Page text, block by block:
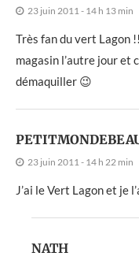
23 juin 2011 - 14 h 13 min
Très fan du vert Lagon
magasin l’autre jour et
démaquiller 😉
23 juin 2011 - 14 h 22 min
J’ai le Vert Lagon et je
NATH